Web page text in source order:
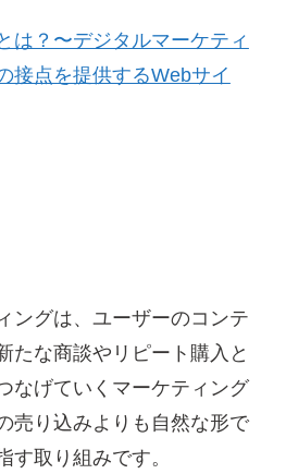
は？〜デジタルマーケティ
接点を提供するWebサイ
ングは、ユーザーのコンテ
たな商談やリピート購入と
なげていくマーケティング
売り込みよりも自然な形で
す取り組みです。